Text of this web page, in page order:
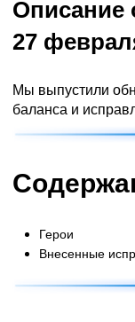
Описание
27
Мы выпустили
баланса и
Герои
Внесенные